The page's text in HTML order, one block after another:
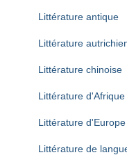
Littérature antique
Littérature
Littérature chinoise
Littérature
Littérature
Littérature de